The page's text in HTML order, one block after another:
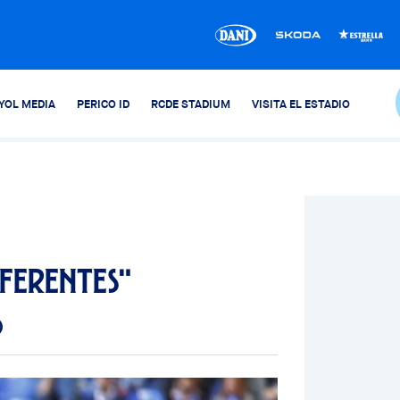
MEDIA PERICO ID RCDE STADIUM VISITA EL ESTADIO